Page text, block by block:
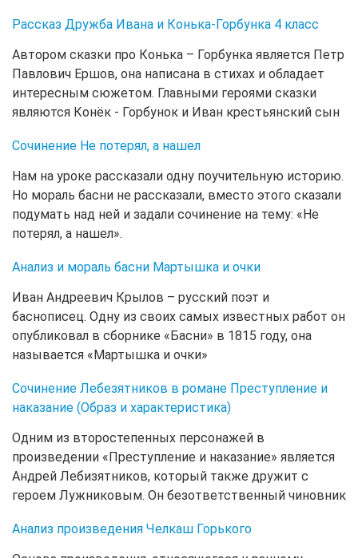
Рассказ Дружба Ивана и Конька-Горбунка 4 класс
Автором сказки про Конька – Горбунка является Петр
Павлович Ершов, она написана в стихах и обладает
интересным сюжетом. Главными героями сказки
являются Конёк - Горбунок и Иван крестьянский сын
Сочинение Не потерял, а нашел
Нам на уроке рассказали одну поучительную историю.
Но мораль басни не рассказали, вместо этого сказали
подумать над ней и задали сочинение на тему: «Не
потерял, а нашел».
Анализ и мораль басни Мартышка и очки
Иван Андреевич Крылов – русский поэт и
баснописец. Одну из своих самых известных работ он
опубликовал в сборнике «Басни» в 1815 году, она
называется «Мартышка и очки»
Сочинение Лебезятников в романе Преступление и
наказание (Образ и характеристика)
Одним из второстепенных персонажей в
произведении «Преступление и наказание» является
Андрей Лебизятников, который также дружит с
героем Лужниковым. Он безответственный чиновник
Анализ произведения Челкаш Горького